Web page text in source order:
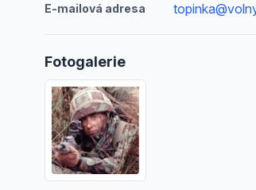
E-mailová adresa
Fotogalerie